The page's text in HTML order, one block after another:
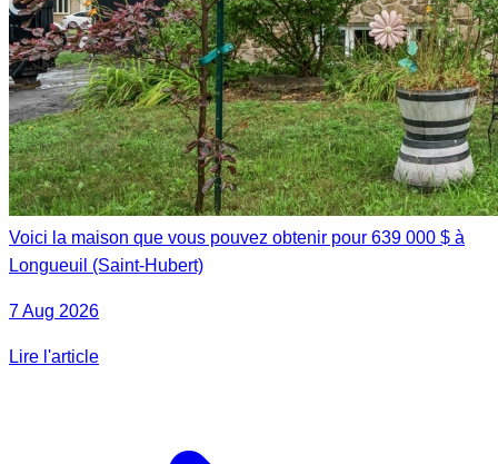
Voici la maison que vous pouvez obtenir pour 639 000 $ à
Longueuil (Saint-Hubert)
7 Aug 2026
Lire l'article